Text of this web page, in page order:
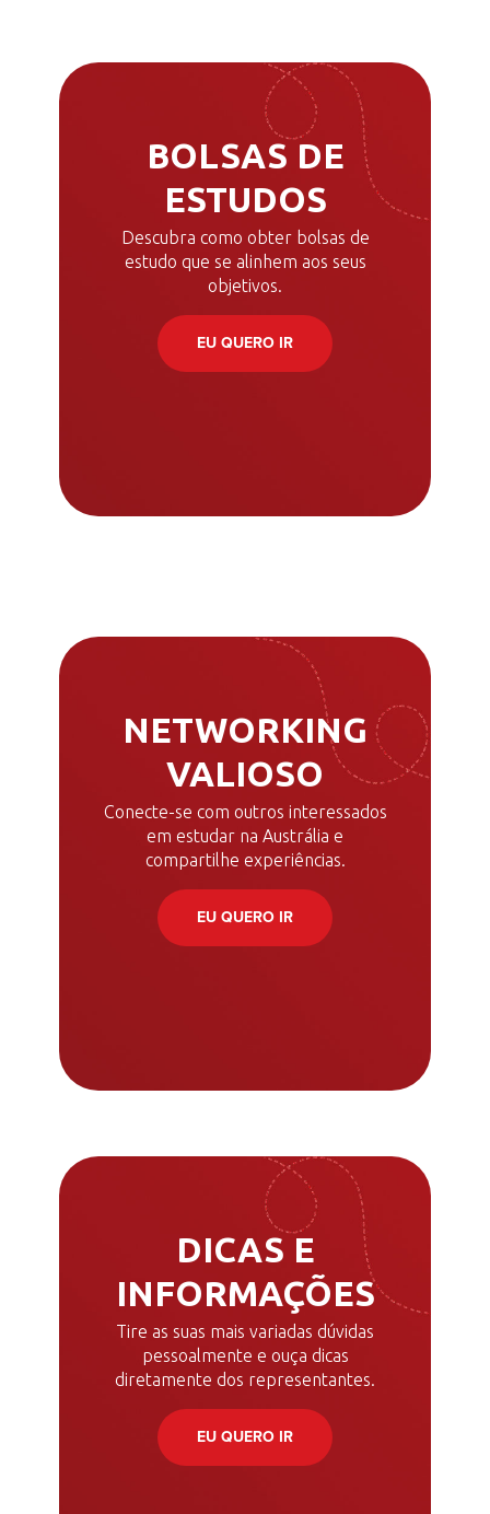
BOLSAS DE
ESTUDOS
Descubra como obter bolsas de
estudo que se alinhem aos seus
objetivos.
EU QUERO IR
NETWORKING
VALIOSO
Conecte-se com outros interessados
em estudar na Austrália e
compartilhe experiências.
EU QUERO IR
DICAS E
INFORMAÇÕES
Tire as suas mais variadas dúvidas
pessoalmente e ouça dicas
diretamente dos representantes.
EU QUERO IR